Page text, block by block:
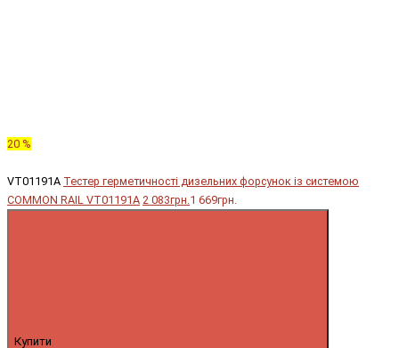
20 %
VT01191A Тестер герметичності дизельних форсунок із системою
COMMON RAIL VT01191A 2 083грн.1 669грн.
Купити